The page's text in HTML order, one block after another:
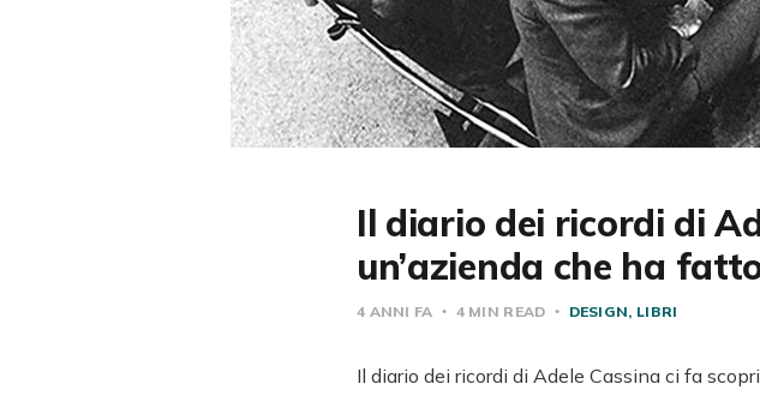
Il diario dei ricordi di
un’azienda che ha
4 ANNI FA 4 MIN READ DESIGN LIBRI
Il diario dei ricordi di Adele Cassina ci fa